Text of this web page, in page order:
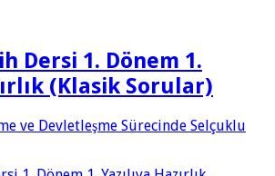
Dersi 1. Dönem 1.
(Klasik Sorular)
ve Devletleşme Sürecinde Selçuklu